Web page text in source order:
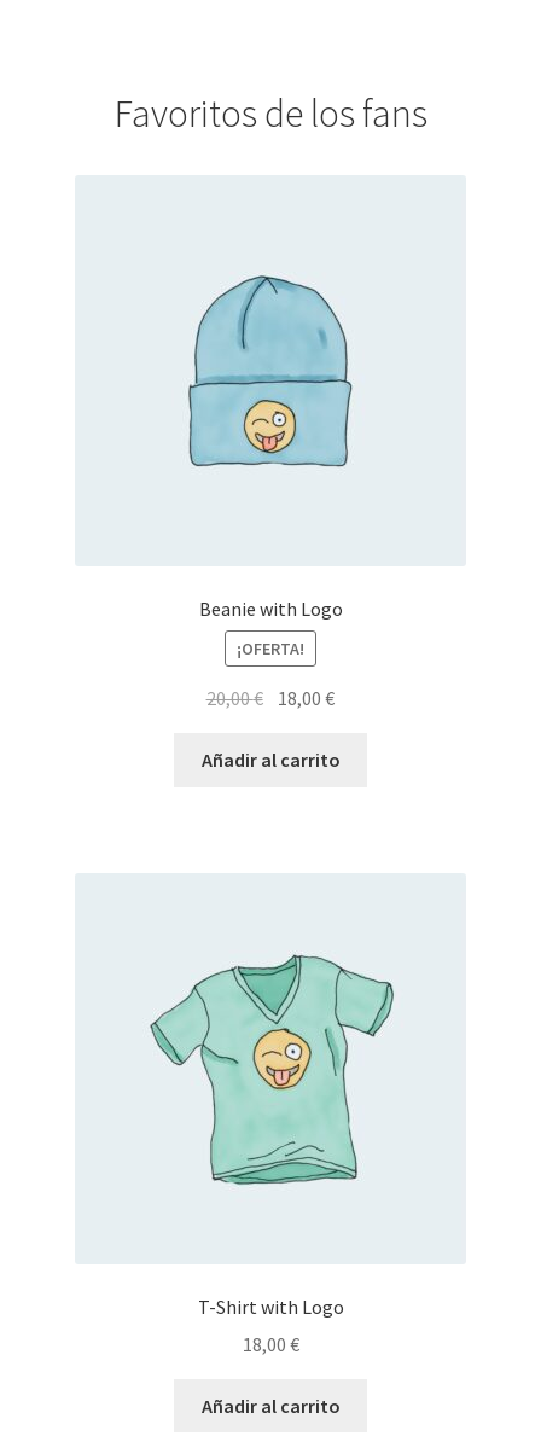
Favoritos de los fans
Beanie with Logo
¡OFERTA!
20,00€ El
original
18,00€El
actual
Añadir al carrito
T-Shirt with Logo
18,00 €
Añadir al carrito